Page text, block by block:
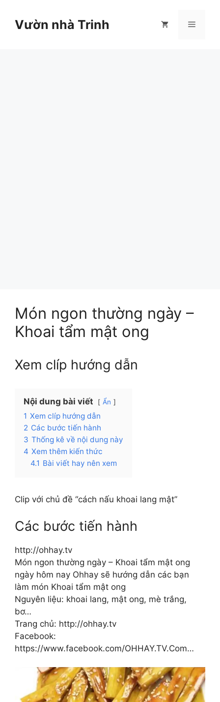
Vườn nhà Trinh Menu
Món ngon thường ngày –
Khoai tẩm mật ong
Xem clíp hướng dẫn
Nội dung bài viết Ẩn
1 Xem clíp hướng dẫn
2 Các bước tiến hành
3 Thống kê về nội dung này
4 Xem thêm kiến thức
4.1 Bài viết hay nên xem
Clip với chủ đề “cách nấu khoai lang mật”
Các bước tiến hành
http://ohhay.tv
Món ngon thường ngày – Khoai tẩm mật ong
ngày hôm nay Ohhay sẽ hướng dẫn các bạn
làm món Khoai tẩm mật ong
Nguyên liệu: khoai lang, mật ong, mè trắng,
bơ…
Trang chủ: http://ohhay.tv
Facebook:
https://www.facebook.com/OHHAY.TV.Com…